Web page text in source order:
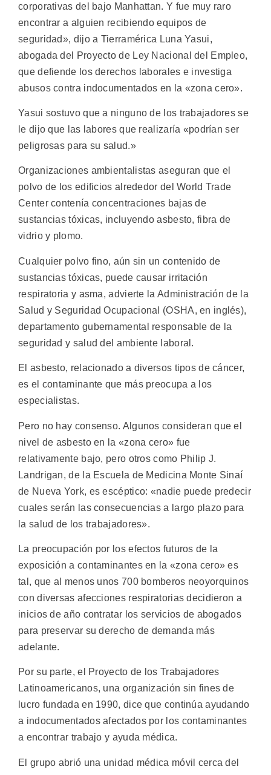
corporativas del bajo Manhattan. Y fue muy raro
encontrar a alguien recibiendo equipos de
seguridad», dijo a Tierramérica Luna Yasui,
abogada del Proyecto de Ley Nacional del Empleo,
que defiende los derechos laborales e investiga
abusos contra indocumentados en la «zona cero».
Yasui sostuvo que a ninguno de los trabajadores se
le dijo que las labores que realizaría «podrían ser
peligrosas para su salud.»
Organizaciones ambientalistas aseguran que el
polvo de los edificios alrededor del World Trade
Center contenía concentraciones bajas de
sustancias tóxicas, incluyendo asbesto, fibra de
vidrio y plomo.
Cualquier polvo fino, aún sin un contenido de
sustancias tóxicas, puede causar irritación
respiratoria y asma, advierte la Administración de la
Salud y Seguridad Ocupacional (OSHA, en inglés),
departamento gubernamental responsable de la
seguridad y salud del ambiente laboral.
El asbesto, relacionado a diversos tipos de cáncer,
es el contaminante que más preocupa a los
especialistas.
Pero no hay consenso. Algunos consideran que el
nivel de asbesto en la «zona cero» fue
relativamente bajo, pero otros como Philip J.
Landrigan, de la Escuela de Medicina Monte Sinaí
de Nueva York, es escéptico: «nadie puede predecir
cuales serán las consecuencias a largo plazo para
la salud de los trabajadores».
La preocupación por los efectos futuros de la
exposición a contaminantes en la «zona cero» es
tal, que al menos unos 700 bomberos neoyorquinos
con diversas afecciones respiratorias decidieron a
inicios de año contratar los servicios de abogados
para preservar su derecho de demanda más
adelante.
Por su parte, el Proyecto de los Trabajadores
Latinoamericanos, una organización sin fines de
lucro fundada en 1990, dice que continúa ayudando
a indocumentados afectados por los contaminantes
a encontrar trabajo y ayuda médica.
El grupo abrió una unidad médica móvil cerca del